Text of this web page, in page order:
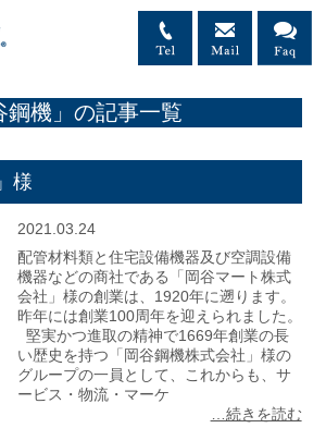
鋼機」の記事一覧
様
2021.03.24
配管材料類と住宅設備機器及び空調設備
機器などの商社である「岡谷マート株式
会社」様の創業は、1920年に遡ります。
昨年には創業100周年を迎えられました。
堅実かつ進取の精神で1669年創業の長
い歴史を持つ「岡谷鋼機株式会社」様の
グループの一員として、これからも、サ
ービス・物流・マーケ
…続きを読む